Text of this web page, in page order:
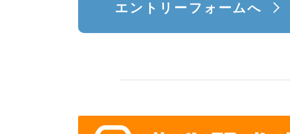
エントリーフォームへ